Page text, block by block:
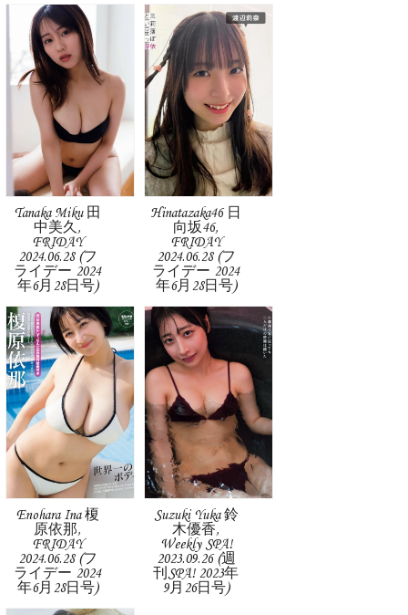
Tanaka Miku 田
中美久,
FRIDAY
2024.06.28 (フ
ライデー 2024
年6月28日号)
Hinatazaka46 日
向坂46,
FRIDAY
2024.06.28 (フ
ライデー 2024
年6月28日号)
Enohara Ina 榎
原依那,
FRIDAY
2024.06.28 (フ
ライデー 2024
年6月28日号)
Suzuki Yuka 鈴
木優香,
Weekly SPA!
2023.09.26 (週
刊SPA! 2023年
9月26日号)